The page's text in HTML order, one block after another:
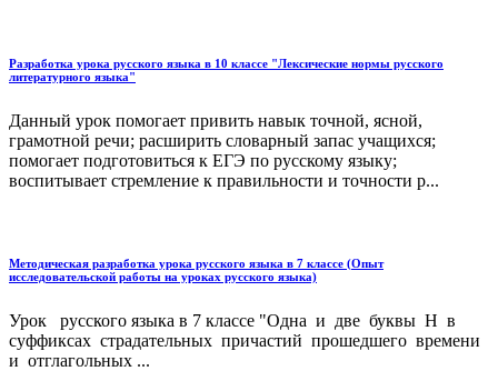
Разработка урока русского языка в 10 классе "Лексические нормы русского
литературного языка"
Данный урок помогает привить навык точной, ясной,
грамотной речи; расширить словарный запас учащихся;
помогает подготовиться к ЕГЭ по русскому языку;
воспитывает стремление к правильности и точности р...
Методическая разработка урока русского языка в 7 классе (Опыт
исследовательской работы на уроках русского языка)
Урок русского языка в 7 классе "Одна и две буквы Н в
суффиксах страдательных причастий прошедшего времени
и отглагольных ...